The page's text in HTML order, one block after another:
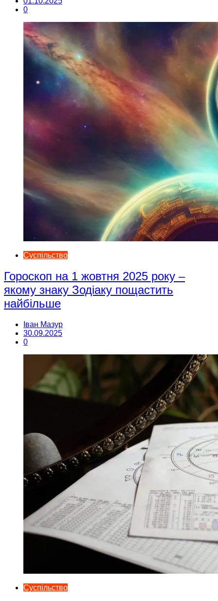
0
Суспільство
Гороскоп на 1 жовтня 2025 року –
якому знаку Зодіаку пощастить
найбільше
Іван Мазур
30.09.2025
0
Суспільство